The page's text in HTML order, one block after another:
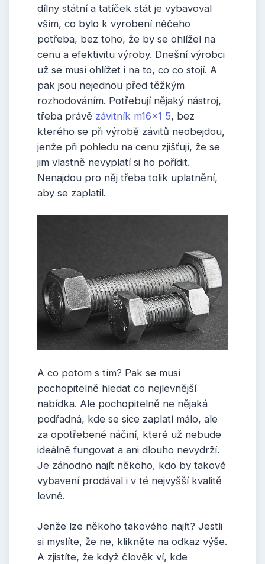
dílny státní a tatíček stát je vybavoval
vším, co bylo k vyrobení něčeho
potřeba, bez toho, že by se ohlížel na
cenu a efektivitu výroby. Dnešní výrobci
už se musí ohlížet i na to, co co stojí. A
pak jsou nejednou před těžkým
rozhodováním. Potřebují nějaký nástroj,
třeba právě závitník m16x1 5, bez
kterého se při výrobě závitů neobejdou,
jenže při pohledu na cenu zjišťují, že se
jim vlastně nevyplatí si ho pořídit.
Nenajdou pro něj třeba tolik uplatnění,
aby se zaplatil.
A co potom s tím? Pak se musí
pochopitelně hledat co nejlevnější
nabídka. Ale pochopitelně ne nějaká
podřadná, kde se sice zaplatí málo, ale
za opotřebené náčiní, které už nebude
ideálně fungovat a ani dlouho nevydrží.
Je záhodno najít někoho, kdo by takové
vybavení prodával i v té nejvyšší kvalitě
levně.
Jenže lze někoho takového najít? Jestli
si myslíte, že ne, klikněte na odkaz výše.
A zjistíte, že když člověk ví, kde